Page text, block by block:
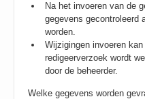
Na het invoeren van de
gegevens gecontroleerd
worden.
Wijzigingen invoeren
redigeerverzoek wordt
door de beheerder.
Welke gegevens worden